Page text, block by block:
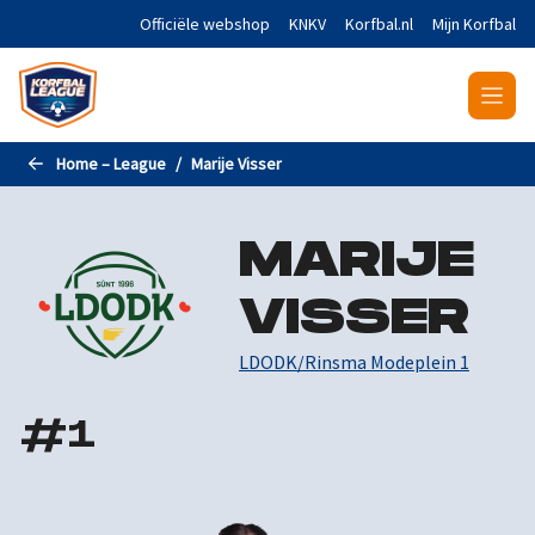
Naar de hoofdinhoud gaanOfficiële webshop KNKV Korfbal.nl Mijn Korfbal
Home – League Marije Visser
MARIJE
VISSER
LDODK/Rinsma Modeplein 1
#1